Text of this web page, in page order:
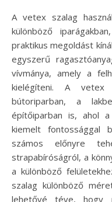
A vetex szalag használata egyre népszerűbbé válik a
különböző
praktikus megoldást
egyszerű
vívmánya, amely a
kielégíteni. A vetex
bútoriparban, a
építőiparban is, ahol
kiemelt fontossággal
számos előnyre
strapabíróságról, a
a különböző
szalag különböző
lehetővé téve, hogy